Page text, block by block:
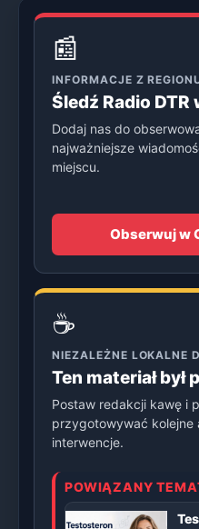
📰
INFORMACJE Z
Śledź Radio DTR
Dodaj nas do
najważniejsze
miejscu.
Obserwuj w
☕
NIEZALEŻNE LOKALNE
Ten materiał był
Postaw redakcji kawę i
przygotowywać kolejne
interwencje.
POWIĄZANY